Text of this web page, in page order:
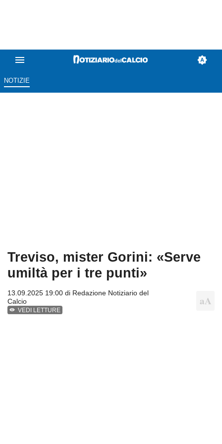
NOTIZIE
Treviso, mister Gorini: «Serve
umiltà per i tre punti»
13.09.2025 19:00 di Redazione Notiziario del
Calcio
VEDI LETTURE